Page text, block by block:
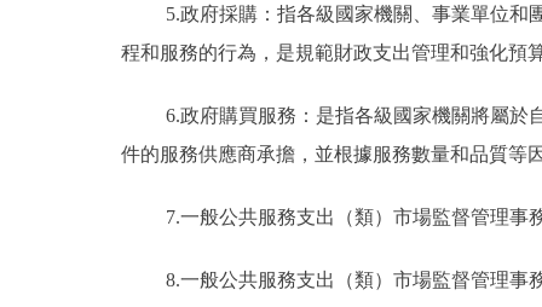
5.政府採購：指各級國家機關、事業單位
程和服務的行為，是規範財政支出管理和強化預
6.政府購買服務：是指各級國家機關將屬於
件的服務供應商承擔，並根據服務數量和品質等
7.一般公共服務支出（類）市場監督管理
8.一般公共服務支出（類）市場監督管理事